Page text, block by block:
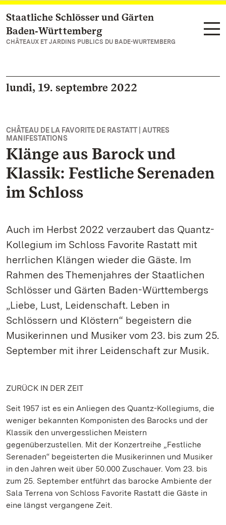
Vers la page d’accueil
Staatliche Schlösser und Gärten
Baden‑Württemberg
CHÂTEAUX ET JARDINS PUBLICS DU BADE-WURTEMBERG
lundi, 19. septembre 2022
CHÂTEAU DE LA FAVORITE DE RASTATT | AUTRES
MANIFESTATIONS
Klänge aus Barock und
Klassik: Festliche Serenaden
im Schloss
Auch im Herbst 2022 verzaubert das Quantz-
Kollegium im Schloss Favorite Rastatt mit
herrlichen Klängen wieder die Gäste. Im
Rahmen des Themenjahres der Staatlichen
Schlösser und Gärten Baden-Württembergs
„Liebe, Lust, Leidenschaft. Leben in
Schlössern und Klöstern“ begeistern die
Musikerinnen und Musiker vom 23. bis zum 25.
September mit ihrer Leidenschaft zur Musik.
ZURÜCK IN DER ZEIT
Seit 1957 ist es ein Anliegen des Quantz-Kollegiums, die
weniger bekannten Komponisten des Barocks und der
Klassik den unvergesslichen Meistern
gegenüberzustellen. Mit der Konzertreihe „Festliche
Serenaden“ begeisterten die Musikerinnen und Musiker
in den Jahren weit über 50.000 Zuschauer. Vom 23. bis
zum 25. September entführt das barocke Ambiente der
Sala Terrena von Schloss Favorite Rastatt die Gäste in
eine längst vergangene Zeit.